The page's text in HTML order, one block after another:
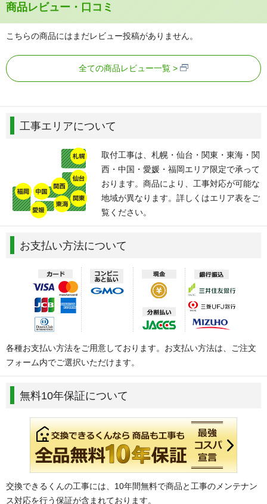
商品レビュー・口コミ
こちらの商品にはまだレビュー投稿がありません。
全ての商品レビュー一覧
工事エリアについて
取付工事は、札幌・仙台・関東・東海・関
西・中国・愛媛・福岡エリア限定で承って
おります。商品により、工事対応が可能な
地域が異なります。詳しくはエリア表をご
覧ください。
お支払い方法について
各種お支払い方法をご用意しております。お支払い方法は、ご注文
フォーム内でご選択いただけます。
無料10年保証について
交換できるくんの工事には、10年間無料で商品と工事のメンテナン
ス対応を行う保証が含まれております。